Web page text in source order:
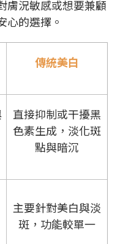
膚況敏感或想要兼顧
心的選擇。
傳統美白
直接抑制或干擾黑
色素生成，淡化斑
點與暗沉
主要針對美白與淡
斑，功能較單一